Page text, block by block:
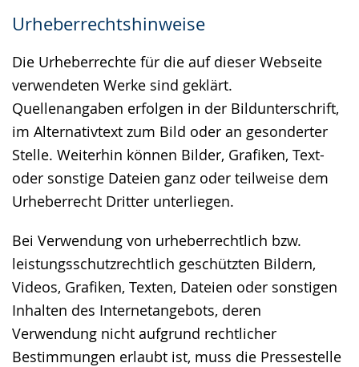
Urheberrechtshinweise
Die Urheberrechte für die auf dieser Webseite
verwendeten Werke sind geklärt.
Quellenangaben erfolgen in der Bildunterschrift,
im Alternativtext zum Bild oder an gesonderter
Stelle. Weiterhin können Bilder, Grafiken, Text-
oder sonstige Dateien ganz oder teilweise dem
Urheberrecht Dritter unterliegen.
Bei Verwendung von urheberrechtlich bzw.
leistungsschutzrechtlich geschützten Bildern,
Videos, Grafiken, Texten, Dateien oder sonstigen
Inhalten des Internetangebots, deren
Verwendung nicht aufgrund rechtlicher
Bestimmungen erlaubt ist, muss die Pressestelle